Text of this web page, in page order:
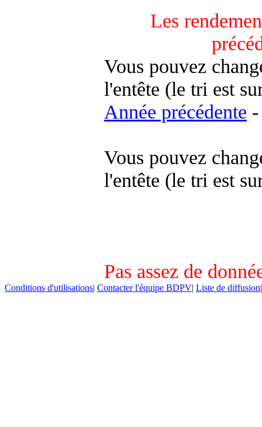
Les
Vous pouvez
l'entête (le tri est
Année précédente
Vous pouvez
l'entête (le tri est
Pas assez de
Conditions d'utilisations| Contacter l'équipe BDPV| Liste de diffusion